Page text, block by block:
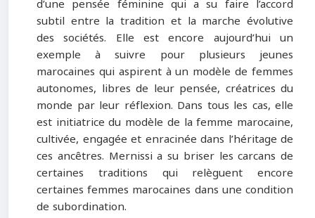
d’une pensée féminine qui a su faire l’accord
subtil entre la tradition et la marche évolutive
des sociétés. Elle est encore aujourd’hui un
exemple à suivre pour plusieurs jeunes
marocaines qui aspirent à un modèle de femmes
autonomes, libres de leur pensée, créatrices du
monde par leur réflexion. Dans tous les cas, elle
est initiatrice du modèle de la femme marocaine,
cultivée, engagée et enracinée dans l’héritage de
ces ancêtres. Mernissi a su briser les carcans de
certaines traditions qui relèguent encore
certaines femmes marocaines dans une condition
de subordination.